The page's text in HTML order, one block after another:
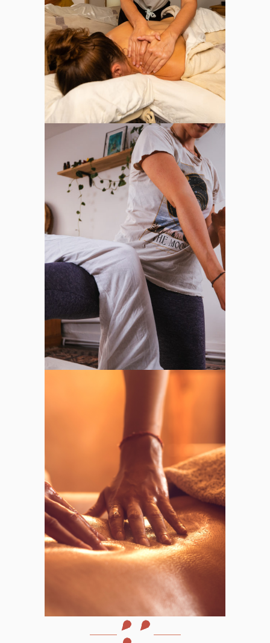
cures ayurvédiques
THAÏ MASSAGE
Plus d'infos sur les
massages Thaï
MASSAGES BIEN-
ÊTRE
Plus d'infos sur les
Massages bien-être